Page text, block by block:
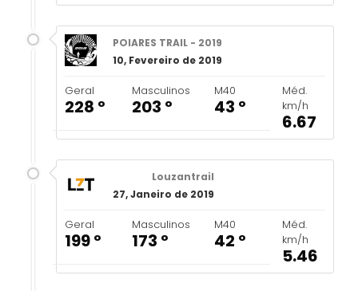
POIARES TRAIL - 2019
10, Fevereiro de 2019
Geral
228 º
Masculinos
203 º
M40
43 º
Méd.
km/h
6.67
Louzantrail
27, Janeiro de 2019
Geral
199 º
Masculinos
173 º
M40
42 º
Méd.
km/h
5.46